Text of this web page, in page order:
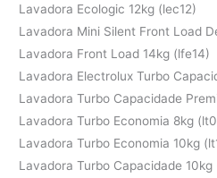
Lavadora Ecologic 12kg (lec12)
Lavadora Mini Silent Front Load
Lavadora Front Load 14kg (lfe14)
Lavadora Electrolux Turbo
Lavadora Turbo Capacidade
Lavadora Turbo Economia 8kg
Lavadora Turbo Economia 10kg
Lavadora Turbo Capacidade 10kg